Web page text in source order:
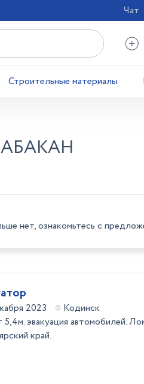
Чат
Строительные материалы
нет, ознакомьтесь с
2023
Кодинск
эвакуация автомобилей.
край.